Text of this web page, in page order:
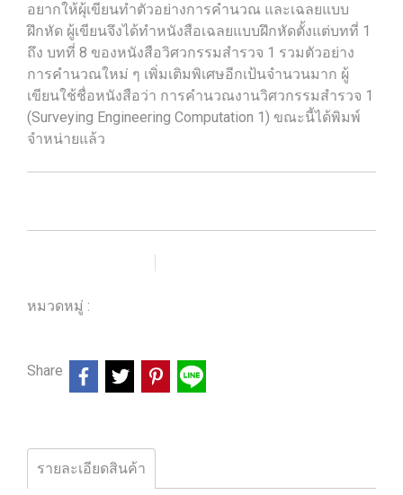
อยากให้ผุ้เขียนทำตัวอย่างการคำนวณ และเฉลยแบบ
ฝึกหัด ผู้เขียนจึงได้ทำหนังสือเฉลยแบบฝึกหัดตั้งแต่บทที่ 1
ถึง บทที่ 8 ของหนังสือวิศวกรรมสำรวจ 1 รวมตัวอย่าง
การคำนวณใหม่ ๆ เพิ่มเติมพิเศษอีกเป้นจำนวนมาก ผู้
เขียนใช้ชื่อหนังสือว่า การคำนวณงานวิศวกรรมสำรวจ 1
(Surveying Engineering Computation 1) ขณะนี้ได้พิมพ์
จำหน่ายแล้ว
หมวดหมู่ :
Share
รายละเอียดสินค้า